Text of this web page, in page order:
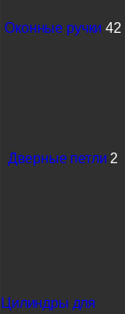
Оконные ручки 42
Дверные петли 2
Цилиндры для